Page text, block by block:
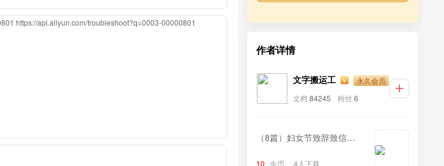
https://api.aliyun.com/troubleshoot?q=0003-00000801
作者详情
文字搬运工
永久会员
文档 84245 粉丝 6
（8篇）妇女节致辞致信汇
10 金币 4人下载